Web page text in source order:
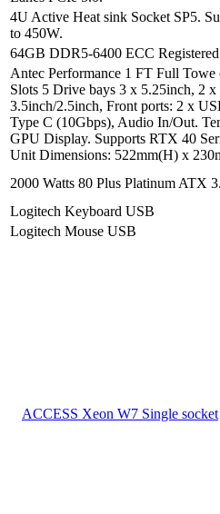
4U Active Heat sink
64GB DDR5-6400 ECC
Antec Performance 1 FT
Slots 5 Drive bays 3 x
3.5inch/2.5inch, Front
Type C (10Gbps), Audio
GPU Display. Supports
Unit Dimensions:
2000 Watts 80 Plus
Logitech Keyboard USB
Logitech Mouse USB
ACCESS Xeon W7